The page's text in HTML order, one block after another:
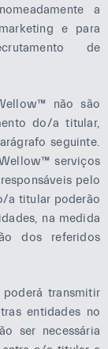
a
e para
de
não são
do/a titular,
seguinte.
serviços
pelo
a titular poderão
na medida
dos referidos
transmitir
entidades no
ser necessária